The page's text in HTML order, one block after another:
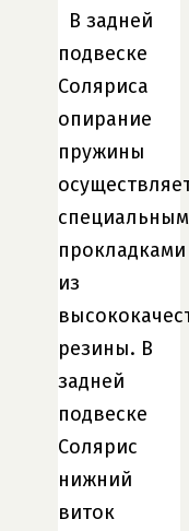
В задней
подвеске
Соляриса
опирание
пружины
прокладками
из
резины. В
задней
подвеске
Солярис
нижний
виток